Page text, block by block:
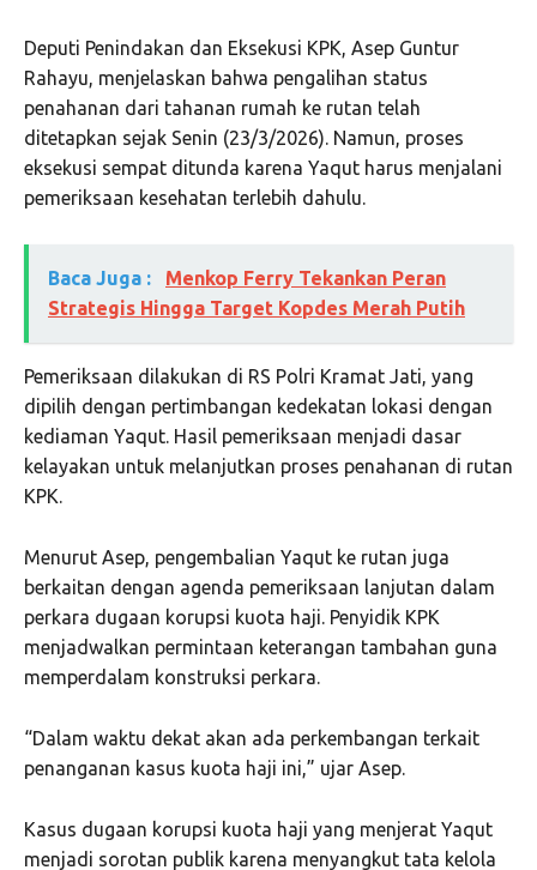
Deputi Penindakan dan Eksekusi KPK, Asep Guntur
Rahayu, menjelaskan bahwa pengalihan status
penahanan dari tahanan rumah ke rutan telah
ditetapkan sejak Senin (23/3/2026). Namun, proses
eksekusi sempat ditunda karena Yaqut harus menjalani
pemeriksaan kesehatan terlebih dahulu.
Baca Juga :
Menkop Ferry Tekankan Peran
Strategis Hingga Target Kopdes Merah Putih
Pemeriksaan dilakukan di RS Polri Kramat Jati, yang
dipilih dengan pertimbangan kedekatan lokasi dengan
kediaman Yaqut. Hasil pemeriksaan menjadi dasar
kelayakan untuk melanjutkan proses penahanan di rutan
KPK.
Menurut Asep, pengembalian Yaqut ke rutan juga
berkaitan dengan agenda pemeriksaan lanjutan dalam
perkara dugaan korupsi kuota haji. Penyidik KPK
menjadwalkan permintaan keterangan tambahan guna
memperdalam konstruksi perkara.
“Dalam waktu dekat akan ada perkembangan terkait
penanganan kasus kuota haji ini,” ujar Asep.
Kasus dugaan korupsi kuota haji yang menjerat Yaqut
menjadi sorotan publik karena menyangkut tata kelola